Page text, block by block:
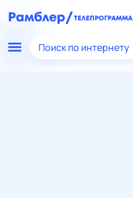
Поиск по интернету